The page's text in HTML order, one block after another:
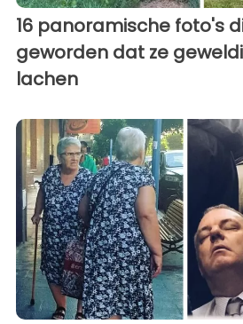
16 panoramische foto's
geworden dat ze
lachen